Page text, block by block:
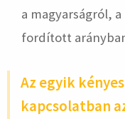
a magyarságról,
fordított
Az egyik
kapcsolatban